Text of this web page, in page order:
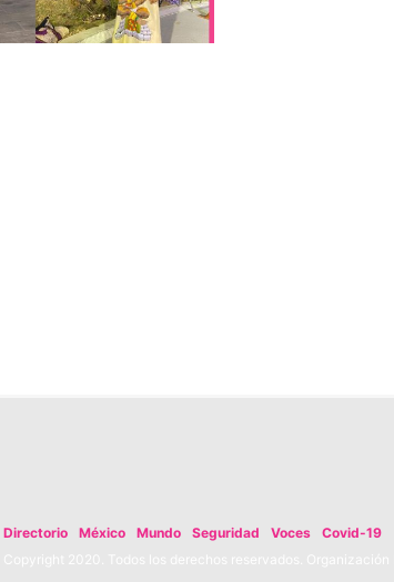
Directorio México Mundo Seguridad Voces
Covid-19